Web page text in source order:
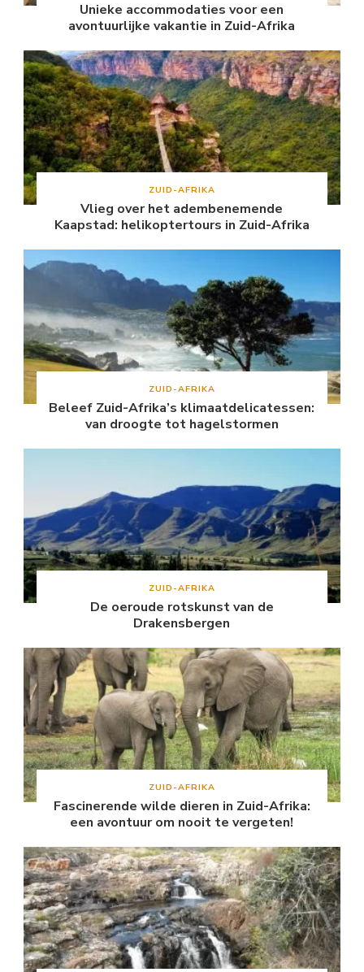
Unieke accommodaties voor een
avontuurlijke vakantie in Zuid-Afrika
ZUID-AFRIKA
Vlieg over het adembenemende
Kaapstad: helikoptertours in Zuid-Afrika
ZUID-AFRIKA
Beleef Zuid-Afrika’s klimaatdelicatessen:
van droogte tot hagelstormen
ZUID-AFRIKA
De oeroude rotskunst van de
Drakensbergen
ZUID-AFRIKA
Fascinerende wilde dieren in Zuid-Afrika:
een avontuur om nooit te vergeten!